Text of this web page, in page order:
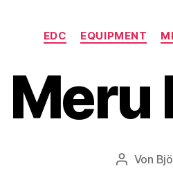
EDC EQUIPMENT
Meru
Von